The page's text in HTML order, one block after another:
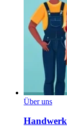
Über uns